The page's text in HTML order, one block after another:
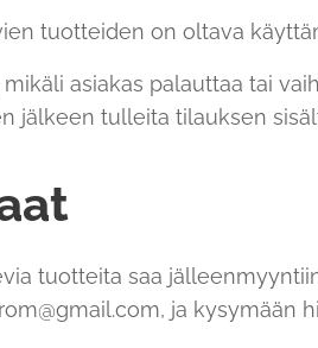
tuotteiden on oltava
asiakas palauttaa tai
jälkeen tulleita tilauksen
tuotteita saa
ja kysymään